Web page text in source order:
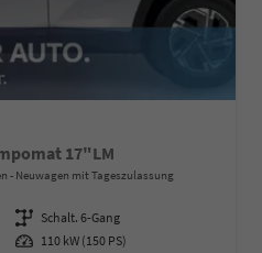
17"LM
Neuwagen mit Tageszulassung
Getriebe Schalt. 6-Gang
Leistung 110 kW (150 PS)